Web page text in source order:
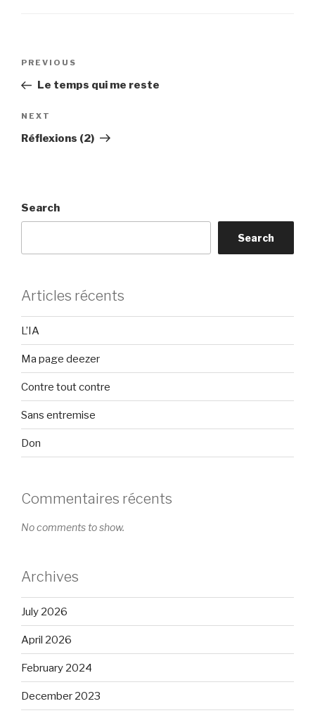
Previous
Post
PREVIOUS
Le temps qui me reste
Next
Post
NEXT
Réflexions (2)
Search
Search
Articles récents
L’IA
Ma page deezer
Contre tout contre
Sans entremise
Don
Commentaires récents
No comments to show.
Archives
July 2026
April 2026
February 2024
December 2023